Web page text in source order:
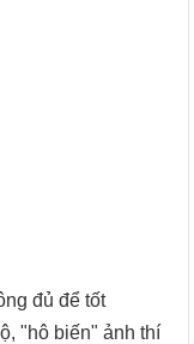
đủ để tốt
"hô biến" ảnh thí